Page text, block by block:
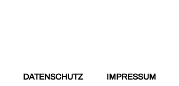
DATENSCHUTZ IMPRESSUM